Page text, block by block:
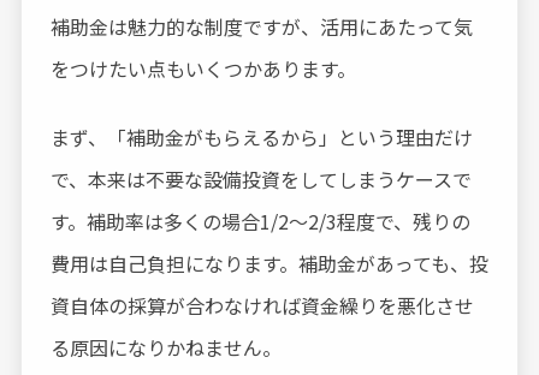
補助金は魅力的な制度ですが、活用にあたって気
をつけたい点もいくつかあります。
まず、「補助金がもらえるから」という理由だけ
で、本来は不要な設備投資をしてしまうケースで
す。補助率は多くの場合1/2〜2/3程度で、残りの
費用は自己負担になります。補助金があっても、投
資自体の採算が合わなければ資金繰りを悪化させ
る原因になりかねません。